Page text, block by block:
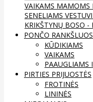
VAIKAMS MAMOMS
SENELIAMS
KRIKŠTYNŲ BOSO -
PONČO
KŪDIKIAMS
VAIKAMS
PAAUGLIAMS
PIRTIES PRIJUOSTĖS
FROTINĖS
LININĖS